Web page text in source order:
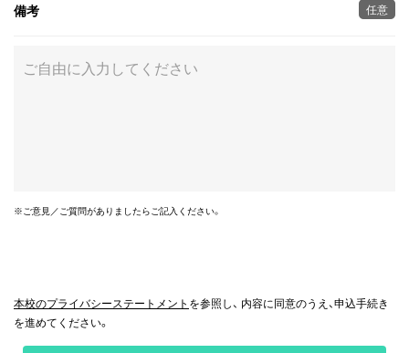
備考 任意
※ご意見／ご質問がありましたらご記入ください。
本校のプライバシーステートメント を参照し、 内容に同意のうえ、申込手続き
を進めてください。